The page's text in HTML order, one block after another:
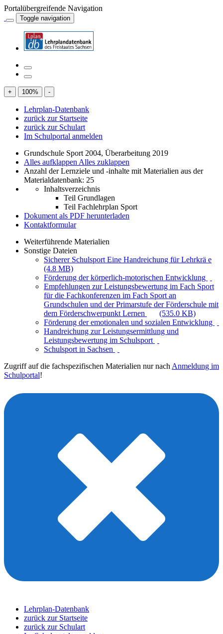
Portalübergreifende Navigation
Toggle navigation
+ 100% -
Lehrplan-Datenbank
zurück zur Startseite
zurück zur Schulart
Im Schulportal anmelden
Grundschule Sport 2004, Überarbeitung 2019
Alles aufklappen Alles zuklappen
Anzahl der Lernziele und -inhalte mit Materialien aus der
Materialdatenbank: 25
Inhaltsverzeichnis
Teil Grundlagen
Teil Fachlehrplan Sport
Dokument als PDF herunterladen
Kontaktformular
Weiterführende Materialien
Sonstige Dateien
Sicherer Schulsport Eine Handreichung für Lehrkrä e
(4.8 MB)
Förderung der körperlich-motorischen Entwicklung
Empfehlungen zur Leistungsbewertung im Fach Sport
für die Fachkonferenzen im Fach Sport an
Grundschulen und der Primarstufe der Förderschule mit
dem Förderschwerpunkt Lernen
(535.0 KB)
Förderung der emotionalen und sozialen Entwicklung
Handreichung zur Leistungsermittlung und
Leistungsbewertung im Schulsport
Schulsport in Sachsen
Zugriff auf die fachspezifischen Materialien nur nach Anmeldung im
Schulportal!
Lehrplan-Datenbank
zurück zur Startseite
zurück zur Schulart